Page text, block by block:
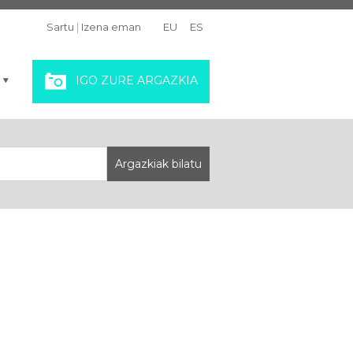
Sartu | Izena eman EU ES
IGO ZURE ARGAZKIA